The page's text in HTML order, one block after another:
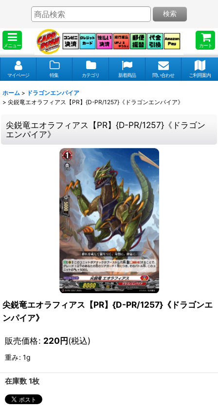
メニュー カート
検索
マイページ 特集 カテゴリ 新着商品 問い合わせ ご利用案内
ホーム > ドラゴンエンパイア
> 尖鋭竜エオラフィアス【PR】{D-PR/1257}《ドラゴンエンパイア》
尖鋭竜エオラフィアス【PR】{D-PR/1257}《ドラゴン
エンパイア》
尖鋭竜エオラフィアス【PR】{D-PR/1257}《ドラゴンエ
ンパイア》
販売価格: 220円(税込)
重み: 1g
在庫数 1枚